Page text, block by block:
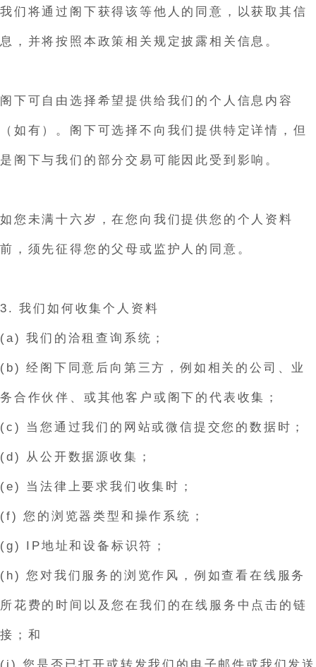
我们将通过阁下获得该等他人的同意，以获取其信
息，并将按照本政策相关规定披露相关信息。
阁下可自由选择希望提供给我们的个人信息内容
（如有）。阁下可选择不向我们提供特定详情，但
是阁下与我们的部分交易可能因此受到影响。
如您未满十六岁，在您向我们提供您的个人资料
前，须先征得您的父母或监护人的同意。
3. 我们如何收集个人资料
(a) 我们的洽租查询系统；
(b) 经阁下同意后向第三方，例如相关的公司、业
务合作伙伴、或其他客户或阁下的代表收集；
(c) 当您通过我们的网站或微信提交您的数据时；
(d) 从公开数据源收集；
(e) 当法律上要求我们收集时；
(f) 您的浏览器类型和操作系统；
(g) IP地址和设备标识符；
(h) 您对我们服务的浏览作风，例如查看在线服务
所花费的时间以及您在我们的在线服务中点击的链
接；和